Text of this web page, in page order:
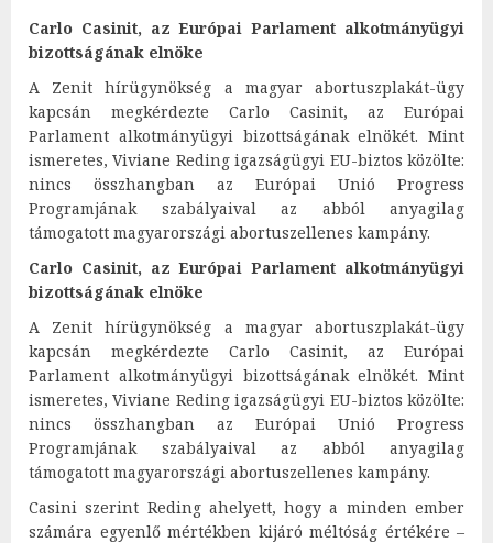
Carlo Casinit, az Európai Parlament alkotmányügyi
bizottságának elnöke
A Zenit hírügynökség a magyar abortuszplakát-ügy
kapcsán megkérdezte Carlo Casinit, az Európai
Parlament alkotmányügyi bizottságának elnökét. Mint
ismeretes, Viviane Reding igazságügyi EU-biztos közölte:
nincs összhangban az Európai Unió Progress
Programjának szabályaival az abból anyagilag
támogatott magyarországi abortuszellenes kampány.
Carlo Casinit, az Európai Parlament alkotmányügyi
bizottságának elnöke
A Zenit hírügynökség a magyar abortuszplakát-ügy
kapcsán megkérdezte Carlo Casinit, az Európai
Parlament alkotmányügyi bizottságának elnökét. Mint
ismeretes, Viviane Reding igazságügyi EU-biztos közölte:
nincs összhangban az Európai Unió Progress
Programjának szabályaival az abból anyagilag
támogatott magyarországi abortuszellenes kampány.
Casini szerint Reding ahelyett, hogy a minden ember
számára egyenlő mértékben kijáró méltóság értékére –